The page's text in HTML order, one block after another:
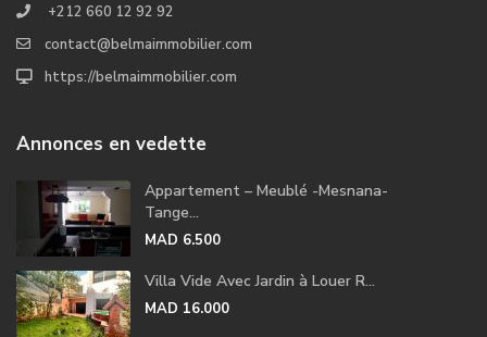
+212 660 12 92 92
contact@belmaimmobilier.com
https://belmaimmobilier.com
Annonces en vedette
Appartement – Meublé -Mesnana-
Tange...
MAD 6.500
Villa Vide Avec Jardin à Louer R...
MAD 16.000